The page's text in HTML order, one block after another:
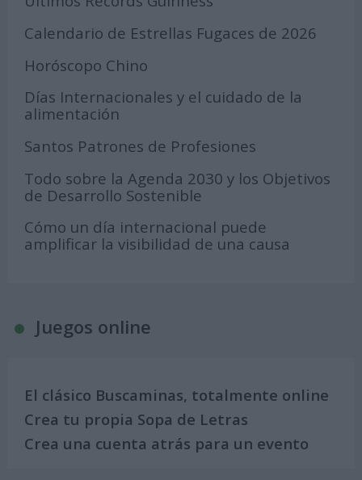
Calendario de Estrellas Fugaces de 2026
Horóscopo Chino
Días Internacionales y el cuidado de la
alimentación
Santos Patrones de Profesiones
Todo sobre la Agenda 2030 y los Objetivos
de Desarrollo Sostenible
Cómo un día internacional puede
amplificar la visibilidad de una causa
Juegos online
El clásico Buscaminas, totalmente online
Crea tu propia Sopa de Letras
Crea una cuenta atrás para un evento